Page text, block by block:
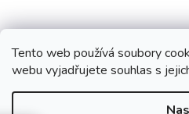
Tento web používá soubory
webu vyjadřujete souhlas s